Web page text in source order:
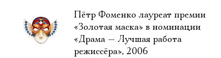
Пётр Фоменко лауреат премии
«Золотая маска» в номинации
«Драма — Лучшая работа
режиссёра», 2006